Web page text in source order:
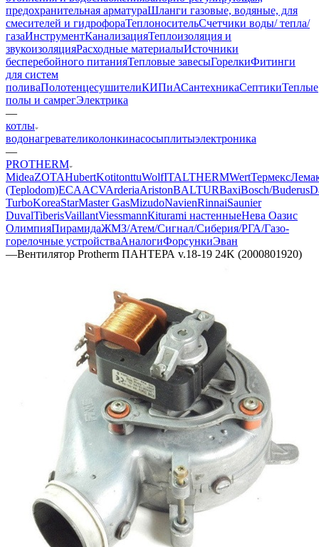
предохранительная арматураШланги газовые, водяные, для
смесителей и гидрофораТеплоносительСчетчики воды/ тепла/
газаИнструментКанализацияТеплоизоляция и
звукоизоляцияРасходные материалыИсточники
бесперебойного питанияТепловые завесыГорелкиФитинги
для систем
поливаПолотенцесушителиКИПиАСантехникаСептикиТеплые
полы и самрегЭлектрика
—
котлы
водонагревателиколонкинасосыплитыэлектроника
—
PROTHERM
MideaZOTAHubertKotitonttuWolfITALTHERMWertТермекс
(Teplodom)ECAACVArderiaAristonBALTURBaxiBosch/Buderus
TurboKoreaStarMaster GasMizudoNavienRinnaiSaunier
DuvalTiberisVaillantViessmannКiturami настенныеНева Оазис
ОлимпияПирамидаЖМЗ/Атем/Сигнал/Сиберия/РГА/Газо-
горелочные устройстваAналогиФорсункиЭван
—Вентилятор Protherm ПАНТЕРА v.18-19 24K (2000801920)